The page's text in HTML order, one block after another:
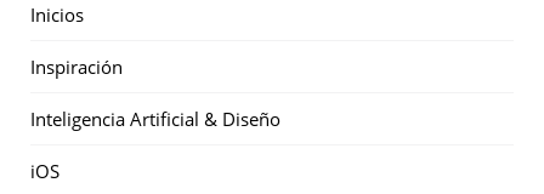
Inicios
Inspiración
Inteligencia Artificial & Diseño
iOS